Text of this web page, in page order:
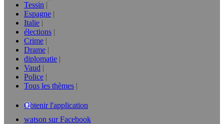
Tessin
Espagne
Italie
élections
Crime
Drame
diplomatie
Vaud
Police
Tous les thèmes
Obtenir l'application
watson sur Facebook